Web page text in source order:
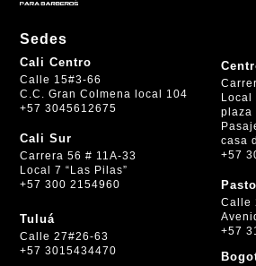
Sedes
Cali Centro
Calle 15#3-66
C.C. Gran Colmena local 104
+57 3045612675
Cali Sur
Carrera 56 # 11A-33
Local 7 “Las Pilas”
+57 300 2154960
Tuluá
Calle 27#26-63
+57 3015434470
Local
plaza
casa
+57
Pasto
Calle
+57